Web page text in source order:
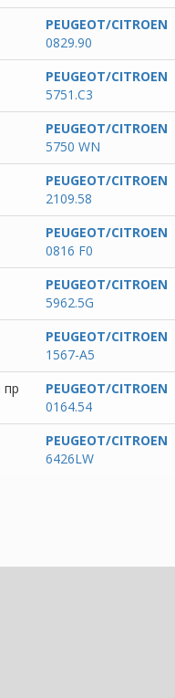
PEUGEOT/CITROEN
0829.90
PEUGEOT/CITROEN
5751.C3
PEUGEOT/CITROEN
5750 WN
PEUGEOT/CITROEN
2109.58
PEUGEOT/CITROEN
0816 F0
PEUGEOT/CITROEN
5962.5G
PEUGEOT/CITROEN
1567-A5
пр
PEUGEOT/CITROEN
0164.54
PEUGEOT/CITROEN
6426LW